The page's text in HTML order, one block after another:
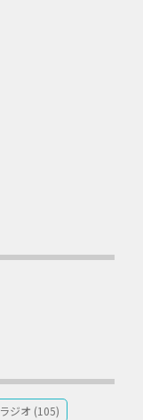
ラジオ (105)